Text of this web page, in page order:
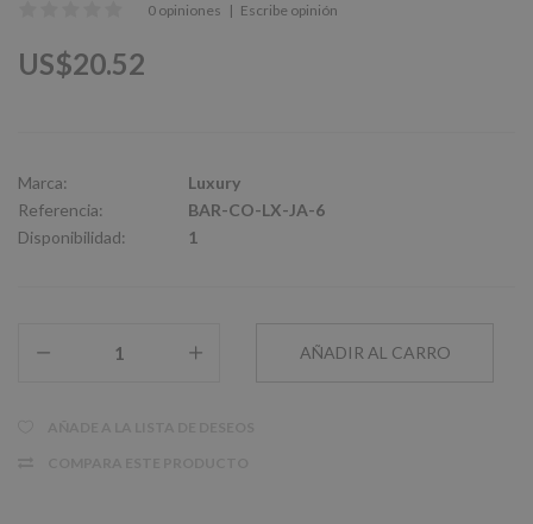
0 opiniones | Escribe opinión
US$20.52
Marca:
Luxury
Referencia:
BAR-CO-LX-JA-6
Disponibilidad:
1